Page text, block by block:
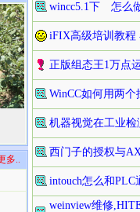
多..
wincc5.1下 怎么
iFIX高级培训教程
正版组态王1万点
WinCC如何用两
机器视觉在工业检
西门子的授权与
intouch怎么和PLC
weinview维修